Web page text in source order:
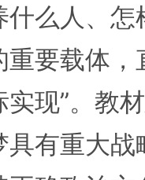
什么人、
重要载体
现”。教
有重大战